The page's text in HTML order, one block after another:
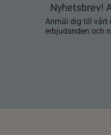
Nyhetsbrev!
Anmäl dig till vårt
erbjudanden och